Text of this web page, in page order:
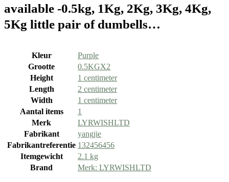
available -0.5kg, 1Kg, 2Kg, 3Kg, 4Kg,
5Kg little pair of dumbells…
Kleur
‎Purple
Grootte
‎0.5KGX2
Height
‎1 centimeter
Length
‎2 centimeter
Width
‎1 centimeter
Aantal items
‎1
Merk
‎LYRWISHLTD
Fabrikant
‎yangjie
Fabrikantreferentie ‎132456456
Itemgewicht
‎2.1 kg
Brand
Merk: LYRWISHLTD